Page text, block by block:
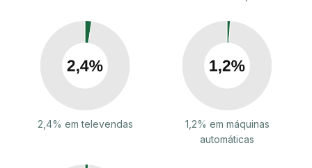
2,4% em televendas
1,2% em máquinas
automáticas